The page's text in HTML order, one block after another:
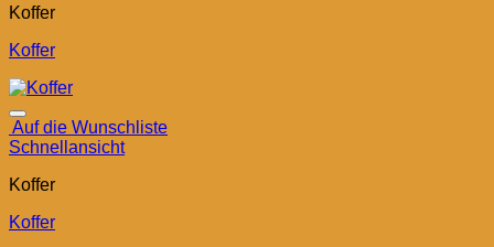
Koffer
Koffer
Auf die Wunschliste
Schnellansicht
Koffer
Koffer